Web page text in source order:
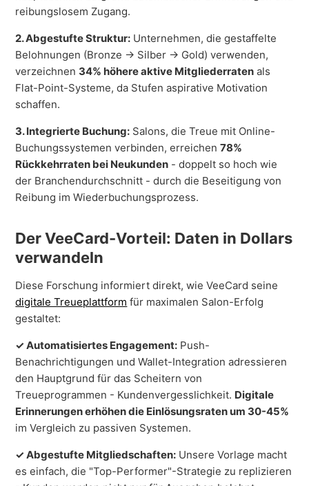
reibungslosem Zugang.
2. Abgestufte Struktur: Unternehmen, die gestaffelte
Belohnungen (Bronze → Silber → Gold) verwenden,
verzeichnen 34% höhere aktive Mitgliederraten als
Flat-Point-Systeme, da Stufen aspirative Motivation
schaffen.
3. Integrierte Buchung: Salons, die Treue mit Online-
Buchungssystemen verbinden, erreichen78%
Rückkehrraten bei Neukunden - doppelt so hoch wie
der Branchendurchschnitt - durch die Beseitigung von
Reibung im Wiederbuchungsprozess.
Der VeeCard-Vorteil: Daten in Dollars
verwandeln
Diese Forschung informiert direkt, wie VeeCard seine
digitale Treueplattform für maximalen Salon-Erfolg
gestaltet:
✓ Automatisiertes Engagement: Push-
Benachrichtigungen und Wallet-Integration adressieren
den Hauptgrund für das Scheitern von
Treueprogrammen - Kundenvergesslichkeit. Digitale
Erinnerungen erhöhen die Einlösungsraten um 30-45%
im Vergleich zu passiven Systemen.
✓ Abgestufte Mitgliedschaften: Unsere Vorlage macht
es einfach, die "Top-Performer"-Strategie zu replizieren